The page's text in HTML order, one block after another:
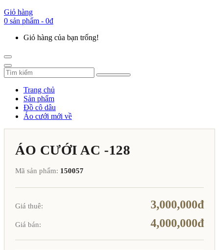
Giỏ hàng
0 sản phẩm - 0đ
Giỏ hàng của bạn trống!
Trang chủ
Sản phẩm
Đồ cô dâu
Áo cưới mới về
ÁO CƯỚI AC -128
Mã sản phẩm: 150057
Giá thuê: 3,000,000đ
Giá bán: 4,000,000đ